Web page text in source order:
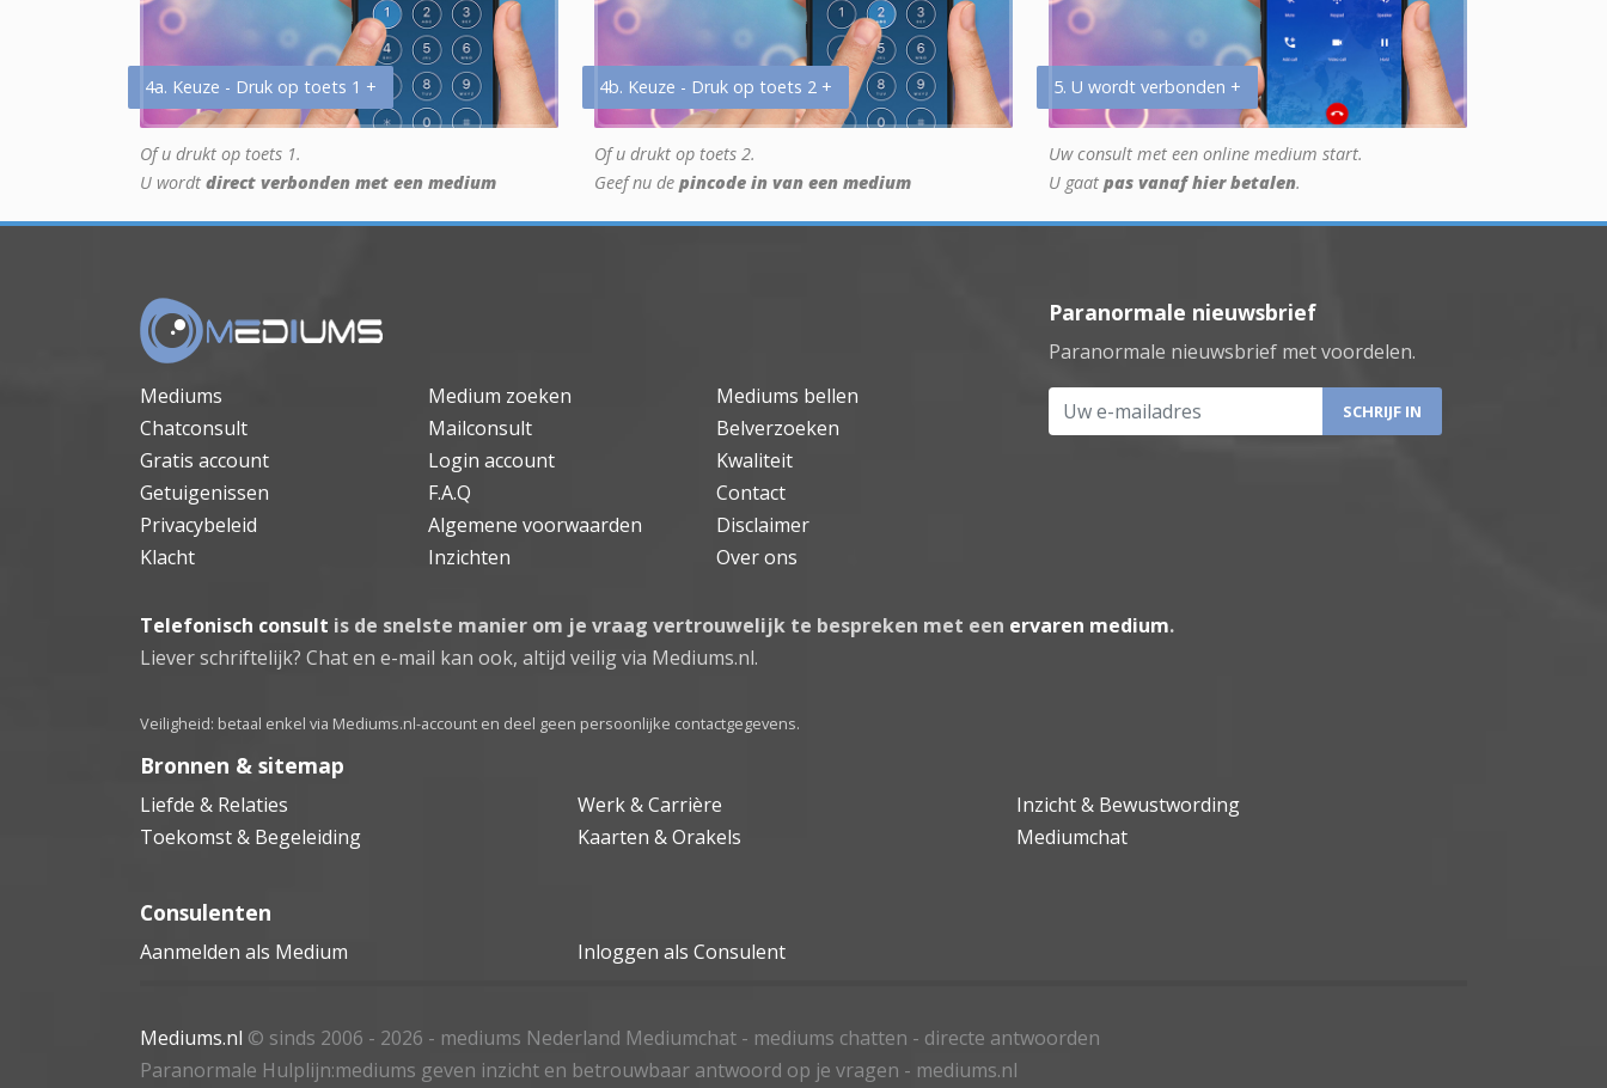
4a. Keuze - Druk op toets 1 +
Of u drukt op toets 1.
U wordt direct verbonden met een medium
4b. Keuze - Druk op toets 2 +
Of u drukt op toets 2.
Geef nu de pincode in van een medium
5. U wordt verbonden +
Uw consult met een online medium start.
U gaat pas vanaf hier betalen.
Mediums Medium zoeken
Mediums bellen
Chatconsult
Mailconsult
Belverzoeken
Gratis account
Login account
Kwaliteit
Getuigenissen
F.A.Q
Contact
Privacybeleid
Algemene voorwaarden
Disclaimer
Klacht
Inzichten Over ons
Paranormale nieuwsbrief
Paranormale nieuwsbrief met voordelen.
Uw e-mailadres
Telefonisch consult is de snelste manier om je vraag vertrouwelijk te bespreken met een ervaren medium.
Liever schriftelijk? Chat en e-mail kan ook, altijd veilig via Mediums.nl.
Veiligheid: betaal enkel via Mediums.nl-account en deel geen persoonlijke contactgegevens.
Bronnen & sitemap
Liefde & Relaties Werk & Carrière
Inzicht & Bewustwording
Toekomst & Begeleiding
Kaarten & Orakels Mediumchat
Consulenten
Aanmelden als Medium Inloggen als Consulent
Mediums.nl © sinds 2006 - 2026 - mediums Nederland Mediumchat - mediums chatten - directe antwoorden
Paranormale Hulplijn:mediums geven inzicht en betrouwbaar antwoord op je vragen - mediums.nl